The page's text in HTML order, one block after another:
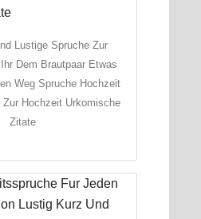
Lustige Spruche Zur
Dem Brautpaar Etwas
Weg Spruche Hochzeit
Zur Hochzeit Urkomische
Zitate